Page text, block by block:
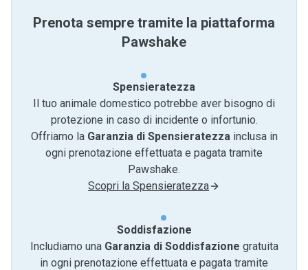
Prenota sempre tramite la piattaforma
Pawshake
Spensieratezza
Il tuo animale domestico potrebbe aver bisogno di
protezione in caso di incidente o infortunio.
Offriamo la Garanzia di Spensieratezzainclusa in
ogni prenotazione effettuata e pagata tramite
Pawshake.
Scopri la Spensieratezza
Soddisfazione
Includiamo una Garanzia di Soddisfazione gratuita
in ogni prenotazione effettuata e pagata tramite